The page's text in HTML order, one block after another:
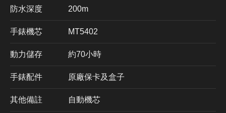
防水深度 200m
手錶機芯 ​MT5402
動力儲存 約70小時
手錶配件 原廠保卡及盒子
其他備註 自動機芯